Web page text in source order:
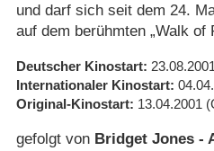
und darf sich seit dem 24.
auf dem berühmten „Walk of
Deutscher Kinostart 23.08.2001
Internationaler Kinostart
Original-Kinostart 13.04.2001
gefolgt von Bridget Jones -